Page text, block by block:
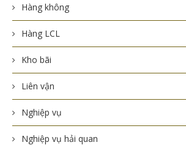
Hàng không
Hàng LCL
Kho bãi
Liên vận
Nghiệp vụ
Nghiệp vụ hải quan